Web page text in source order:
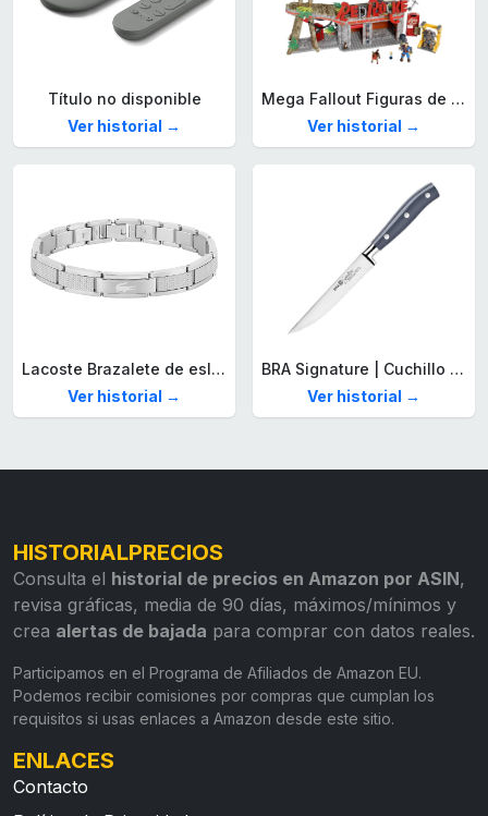
Título no disponible
Ver historial →
Mega Fallout Figuras de acción y Juguetes de construcción, Parada de Camiones Red Rocket con 824 Piezas, 2 Personajes articulados y Accesorios, para coleccionistas, HXT00
Ver historial →
Lacoste Brazalete de eslabón para Hombre Colección STENCIL de Acero inoxidable
Ver historial →
BRA Signature | Cuchillo tomatero 120 mm, Acero Inoxidable alemán forjado con Molibdeno Vanadio, Mango Remachado ABS, Diseño Ergonómico, Hoja 1,6 mm espesor
Ver historial →
HISTORIALPRECIOS
Consulta el historial de precios en Amazon por ASIN,
revisa gráficas, media de 90 días, máximos/mínimos y
crea alertas de bajada para comprar con datos reales.
Participamos en el Programa de Afiliados de Amazon EU.
Podemos recibir comisiones por compras que cumplan los
requisitos si usas enlaces a Amazon desde este sitio.
ENLACES
Contacto